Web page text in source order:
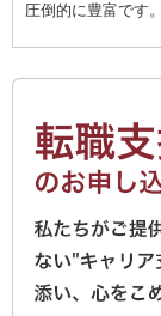
圧倒的に豊富です